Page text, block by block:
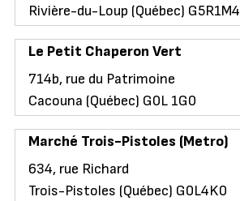
Rivière-du-Loup (Québec) G5R1M4
Le Petit Chaperon Vert
714b, rue du Patrimoine
Cacouna (Québec) G0L 1G0
Marché Trois-Pistoles (Metro)
634, rue Richard
Trois-Pistoles (Québec) G0L4K0